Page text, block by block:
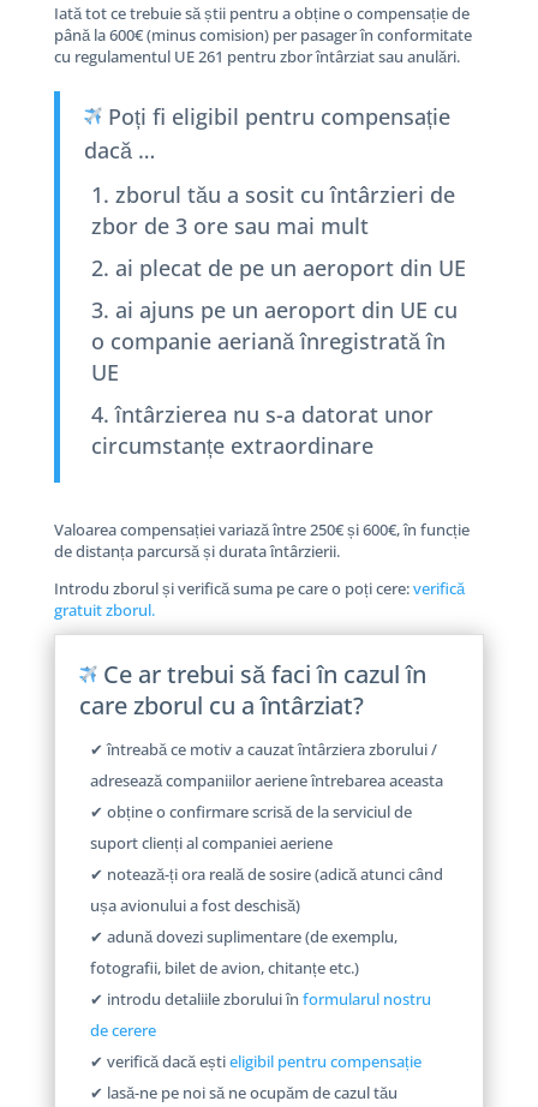
Iată tot ce trebuie să știi pentru a obține o compensație de
până la 600€ (minus comision) per pasager în conformitate
cu regulamentul UE 261 pentru zbor întârziat sau anulări.
Poți fi eligibil pentru compensație
dacă …
zborul tău a sosit cu întârzieri de
zbor de 3 ore sau mai mult
ai plecat de pe un aeroport din UE
ai ajuns pe un aeroport din UE cu
o companie aeriană înregistrată în
UE
întârzierea nu s-a datorat unor
circumstanțe extraordinare
Valoarea compensației variază între 250€ și 600€, în funcție
de distanța parcursă și durata întârzierii.
Introdu zborul și verifică suma pe care o poți cere:verifică
gratuit zborul.
Ce ar trebui să faci în cazul în
care zborul cu a întârziat?
✔ întreabă ce motiv a cauzat întârziera zborului /
adresează companiilor aeriene întrebarea aceasta
✔ obține o confirmare scrisă de la serviciul de
suport clienți al companiei aeriene
✔ notează-ți ora reală de sosire (adică atunci când
ușa avionului a fost deschisă)
✔ adună dovezi suplimentare (de exemplu,
fotografii, bilet de avion, chitanțe etc.)
✔ introdu detaliile zborului înformularul nostru
de cerere
✔ verifică dacă eștieligibil pentru compensație
✔ lasă-ne pe noi să ne ocupăm de cazul tău